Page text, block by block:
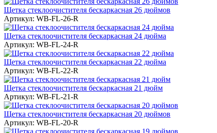
Щетка стеклоочистителя бескаркасная 26 дюймов
Артикул: WB-FL-26-R
Щетка стеклоочистителя бескаркасная 24 дюйма
Артикул: WB-FL-24-R
Щетка стеклоочистителя бескаркасная 22 дюйма
Артикул: WB-FL-22-R
Щетка стеклоочистителя бескаркасная 21 дюйм
Артикул: WB-FL-21-R
Щетка стеклоочистителя бескаркасная 20 дюймов
Артикул: WB-FL-20-R